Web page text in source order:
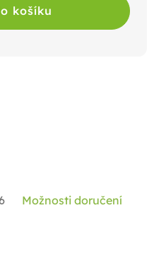
Možnosti doručení
košíku